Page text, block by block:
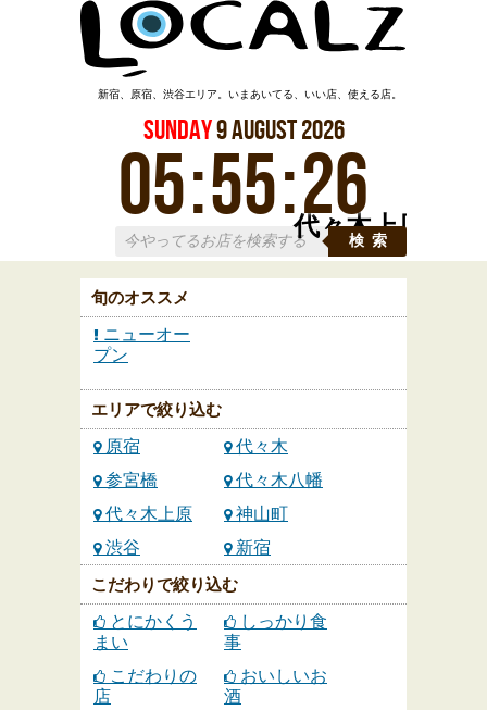
代々木上原
新宿、原宿、渋谷エリア。いまあいてる、いい店、使える店。
Sunday9August2026
05:55:27
検索
旬のオススメ
ニューオー
プン
エリアで絞り込む
原宿
代々木
参宮橋
代々木八幡
代々木上原
神山町
渋谷
新宿
こだわりで絞り込む
とにかくう
まい
しっかり食
事
こだわりの
店
おいしいお
酒